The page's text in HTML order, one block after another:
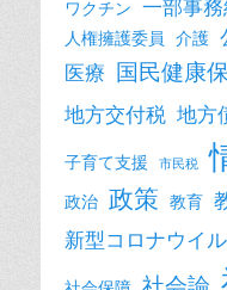
ワクチン 一部事
人権擁護委員 介護
医療 国民健康
地方交付税 地方
子育て支援 市民税
政治 政策 教育
新型コロナウイ